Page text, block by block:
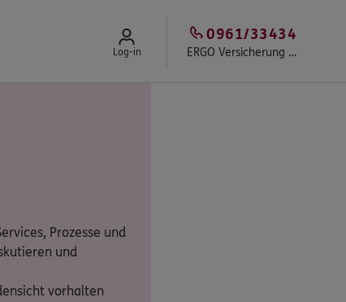
Log-in ERGO Versicherung Ernst Letthoff
0961/33434
Prozesse und
und
vorhalten